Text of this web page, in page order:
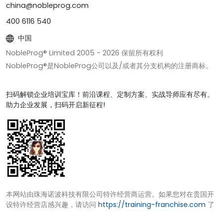
china@nobleprog.com
400 6116 540
中国
NobleProg® Limited 2005 - 2026 保留所有权利
NobleProg®是NobleProg公司以及/或者其分支机构的注册商标。
扫码解锁企业培训宝库！前沿课程、定制方案、实战导师应有尽有。
助力企业发展，扫码开启新征程!
本网站由珠海诺波科技有限公司特许经营商运营。如果您对在贵国开
设特许经营店感兴趣，请访问 https://training-franchise.com 了